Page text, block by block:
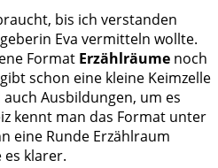
bis ich verstanden
Eva vermitteln wollte.
Format Erzählräume noch
schon eine kleine Keimzelle
Ausbildungen, um es
kennt man das Format unter
eine Runde Erzählraum
klarer.